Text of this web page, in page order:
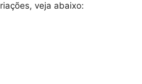
veja abaixo: